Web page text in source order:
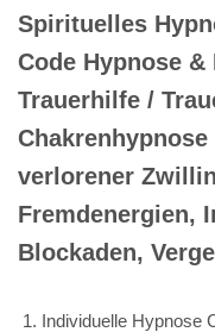
Spirituelles
Code Hypnose
Trauerhilfe /
verlorener
Fremdenergien,
Blockaden,
Individuelle Hypnose